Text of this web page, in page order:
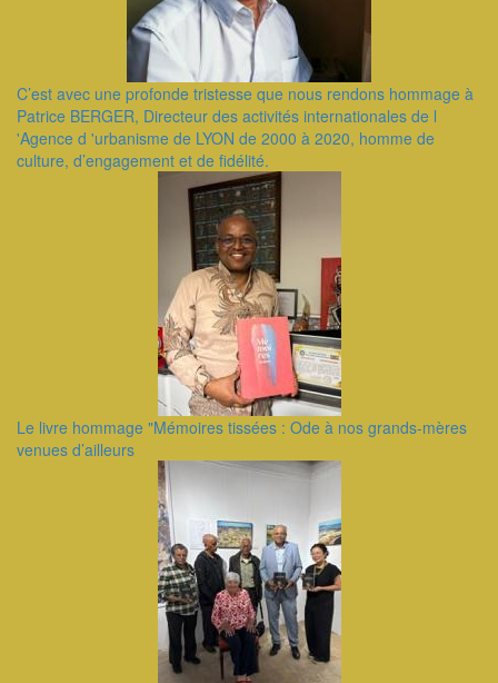
C’est avec une profonde tristesse que nous rendons hommage à
Patrice BERGER, Directeur des activités internationales de l
'Agence d 'urbanisme de LYON de 2000 à 2020, homme de
culture, d’engagement et de fidélité.
Le livre hommage "Mémoires tissées : Ode à nos grands-mères
venues d’ailleurs